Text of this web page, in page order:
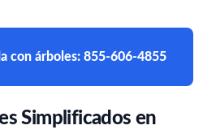
con árboles: 855-606-4855
Simplificados en